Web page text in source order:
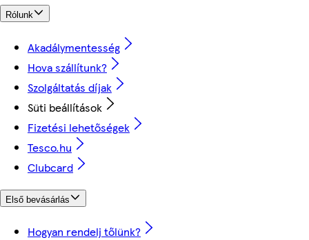
Rólunk
Akadálymentesség
Hova szállítunk?
Szolgáltatás díjak
Süti beállítások
Fizetési lehetőségek
Tesco.hu
Clubcard
Első bevásárlás
Hogyan rendelj tőlünk?